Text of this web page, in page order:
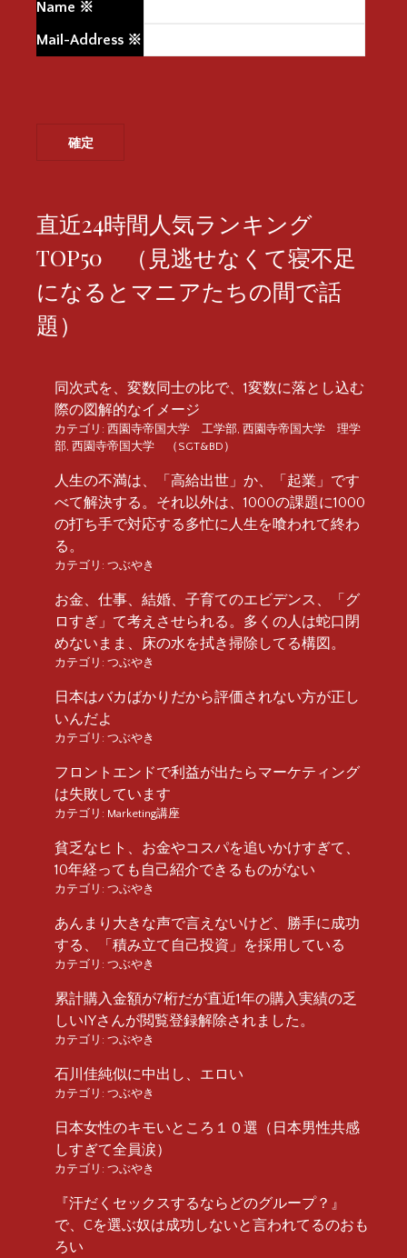
Name ※
Mail-Address ※
直近24時間人気ランキング
TOP50 （見逃せなくて寝不足
になるとマニアたちの間で話
題）
同次式を、変数同士の比で、1変数に落とし込む
際の図解的なイメージ
カテゴリ: 西園寺帝国大学 工学部, 西園寺帝国大学 理学
部, 西園寺帝国大学 （SGT&BD）
人生の不満は、「高給出世」か、「起業」です
べて解決する。それ以外は、1000の課題に1000
の打ち手で対応する多忙に人生を喰われて終わ
る。
カテゴリ: つぶやき
お金、仕事、結婚、子育てのエビデンス、「グ
ロすぎ」て考えさせられる。多くの人は蛇口閉
めないまま、床の水を拭き掃除してる構図。
カテゴリ: つぶやき
日本はバカばかりだから評価されない方が正し
いんだよ
カテゴリ: つぶやき
フロントエンドで利益が出たらマーケティング
は失敗しています
カテゴリ: Marketing講座
貧乏なヒト、お金やコスパを追いかけすぎて、
10年経っても自己紹介できるものがない
カテゴリ: つぶやき
あんまり大きな声で言えないけど、勝手に成功
する、「積み立て自己投資」を採用している
カテゴリ: つぶやき
累計購入金額が7桁だが直近1年の購入実績の乏
しいIYさんが閲覧登録解除されました。
カテゴリ: つぶやき
石川佳純似に中出し、エロい
カテゴリ: つぶやき
日本女性のキモいところ１０選（日本男性共感
しすぎて全員涙）
カテゴリ: つぶやき
『汗だくセックスするならどのグループ？』
で、Cを選ぶ奴は成功しないと言われてるのおも
ろい